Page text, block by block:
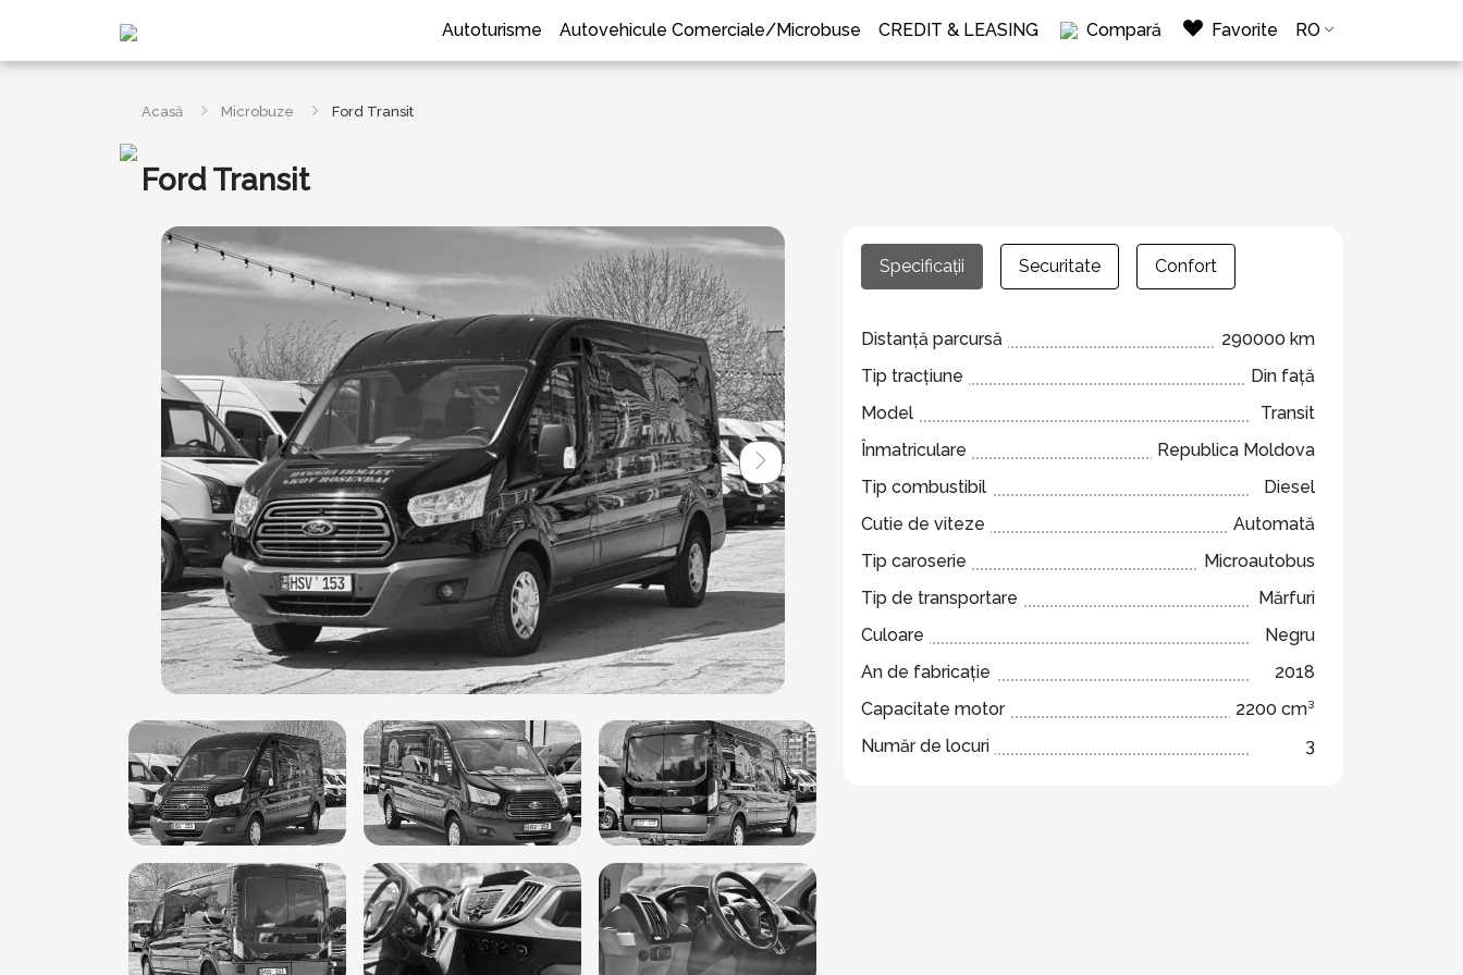
Autoturisme Autovehicule Comerciale/Microbuse CREDIT & LEASING Compară Favorite RO
Acasă Microbuze Ford Transit
Ford Transit
Specificații Securitate Confort
Distanță parcursă
290000 km
Tip tracțiune
Din față
Model
Transit
Înmatriculare
Republica Moldova
Tip combustibil
Diesel
Cutie de viteze
Automată
Tip caroserie
Microautobus
Tip de transportare
Mărfuri
Culoare
Negru
An de fabricație
2018
Capacitate motor
2200 cm³
Număr de locuri
3